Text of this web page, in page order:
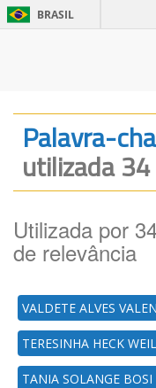
BRASIL
Palavra-
utilizada 34
Utilizada por
de relevância
VALDETE ALVES
TERESINHA HECK
TANIA SOLANGE